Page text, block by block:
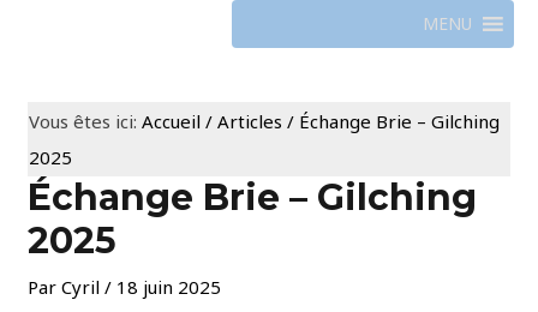
MENU
Vous êtes ici:Accueil /Articles / Échange Brie – Gilching
2025
Échange Brie – Gilching
2025
ParCyril/ 18 juin 2025